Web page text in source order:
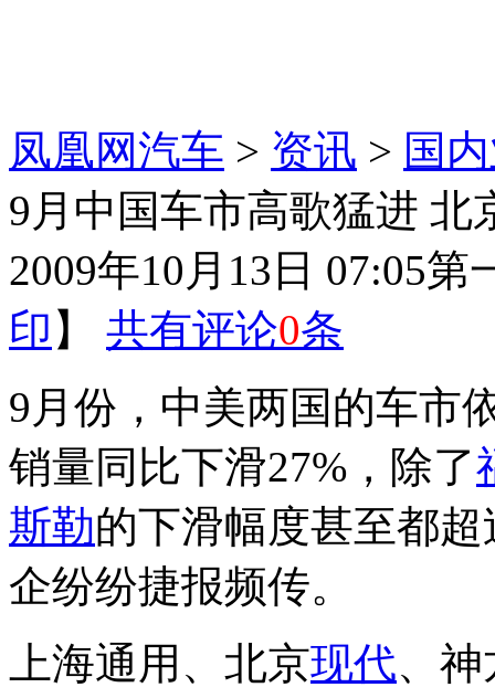
凤凰网汽车 > 资讯 > 国
9月中国车市高歌猛进 北
2009年10月13日 07:05第
印 】 共有评论0条
9月份，中美两国的车市
销量同比下滑27%，除了
斯勒的下滑幅度甚至都
企纷纷捷报频传。
上海通用、北京现代、